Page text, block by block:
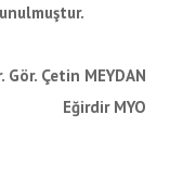
Gör. Çetin MEYDAN
Eğirdir MYO